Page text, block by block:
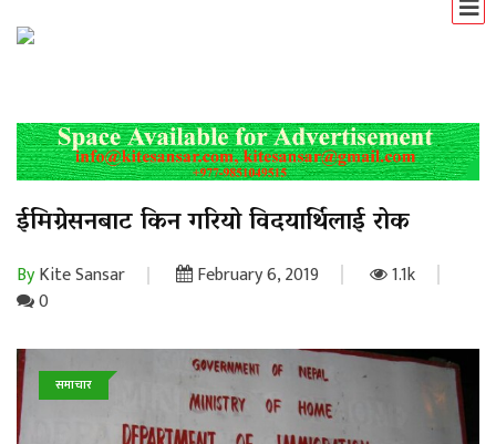
ईमिग्रेसनबाट किन गरियो विदयार्थिलाई रोक
ByKite Sansar February 6, 2019
1.1k
0
समाचार